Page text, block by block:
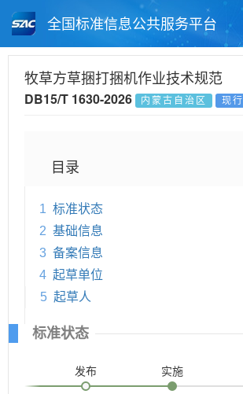
全国标准信息公共服务平台
月报查询 标准公告查询
牧草方草捆打捆机作业技术规范
DB15/T 1630-2026 内蒙古自治区 现行
目录
1 标准状态
2 基础信息
3 备案信息
4 起草单位
5 起草人
标准状态
发布 实施